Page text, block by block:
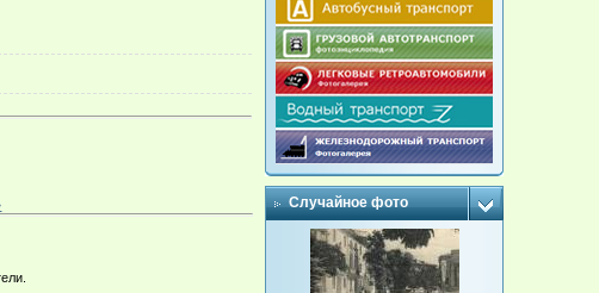
Случайное фото